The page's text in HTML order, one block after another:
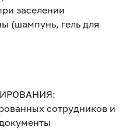
заселении
(шампунь, гель для
сотрудников и